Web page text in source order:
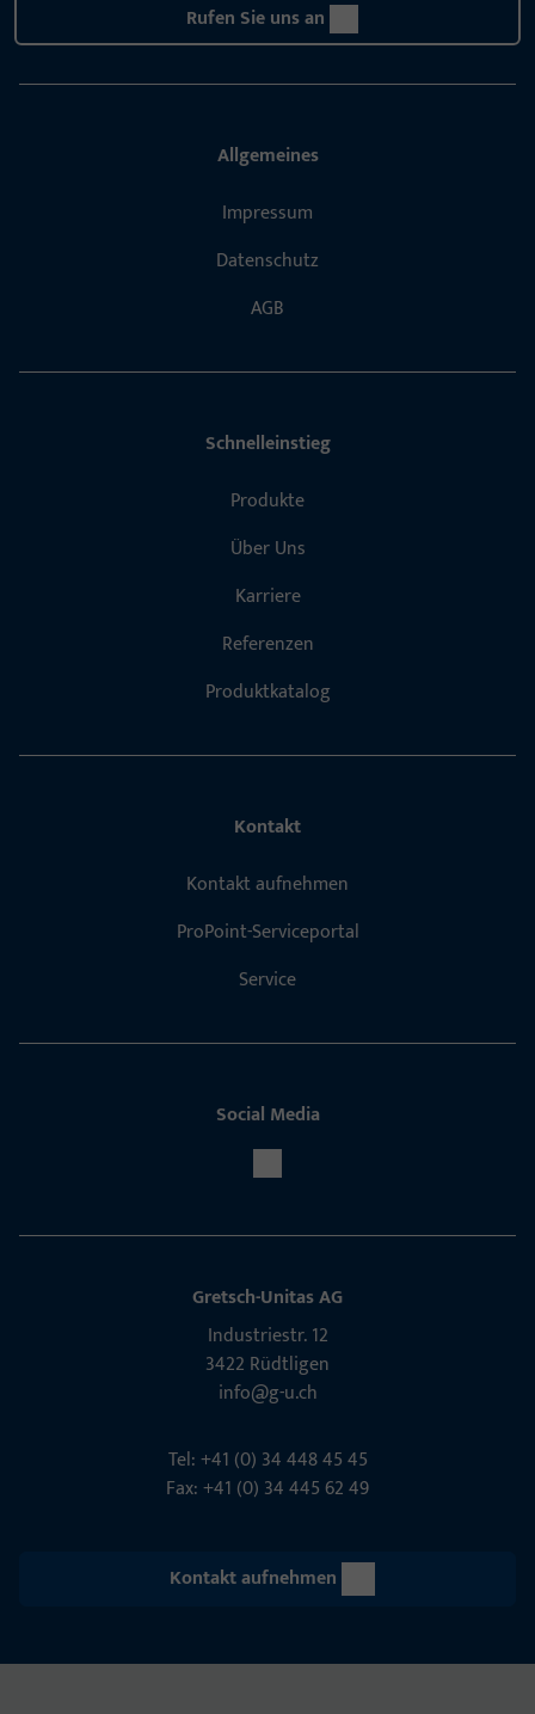
Rufen Sie uns an
Allgemeines
Impressum
Datenschutz
AGB
Schnelleinstieg
Produkte
Über Uns
Karriere
Referenzen
Produktkatalog
Kontakt
Kontakt aufnehmen
ProPoint-Serviceportal
Service
Social Media
Gretsch-Unitas AG
Indu­s­triestr. 12
3422 Rüdt­ligen
info@g-u.ch
Tel: +41 (0) 34 448 45 45
Fax: +41 (0) 34 445 62 49
Kontakt aufnehmen